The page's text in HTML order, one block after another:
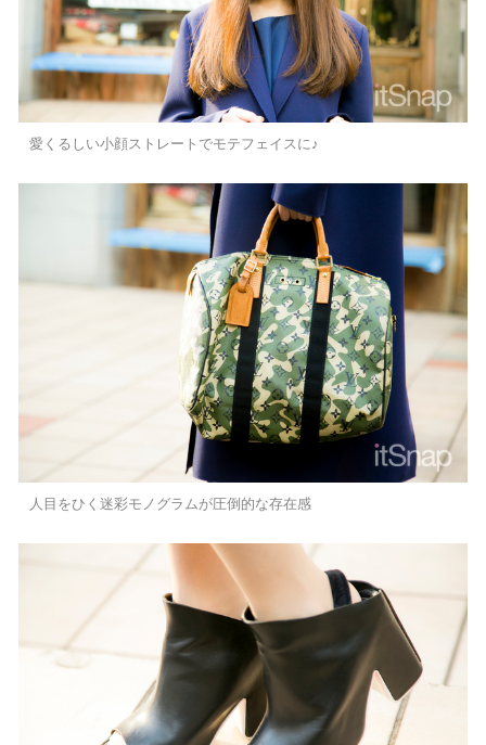
愛くるしい小顔ストレートでモテフェイスに♪
人目をひく迷彩モノグラムが圧倒的な存在感